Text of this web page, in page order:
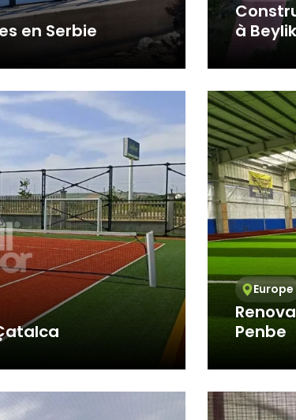
en Serbie
différence dans le
à
Le terrain
avec succès un
Europe
Penbe
En